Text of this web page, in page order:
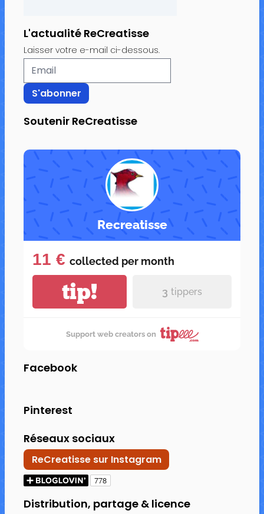
L'actualité ReCreatisse
Laisser votre e-mail ci-dessous.
Soutenir ReCreatisse
Recreatisse
11 € collected per month
tip! 3 tippers
Support web creators on
Facebook
Pinterest
Réseaux sociaux
ReCreatisse sur Instagram
Distribution, partage & licence